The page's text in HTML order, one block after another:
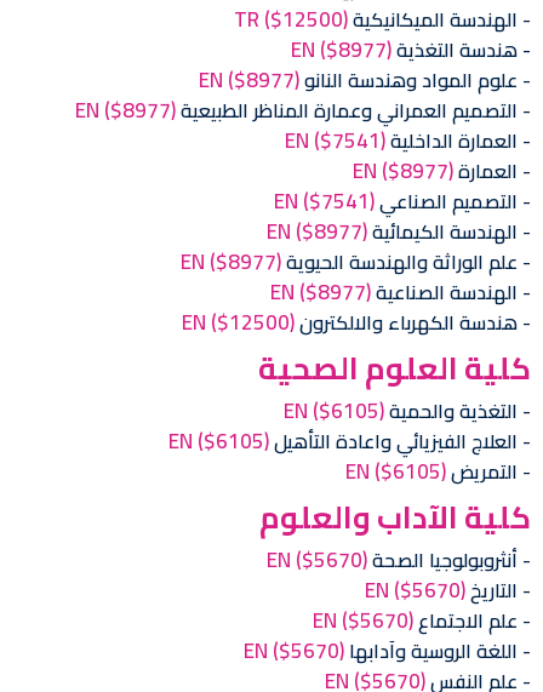
الهندسة الميكانيكية TR($12500)
هندسة التغذية EN($8977)
علوم المواد وهندسة النانو EN($8977)
التصميم العمراني وعمارة المناظر الطبيعية EN($8977)
العمارة الداخلية EN($7541)
العمارة EN($8977)
التصميم الصناعي EN($7541)
الهندسة الكيمائية EN($8977)
علم الوراثة والهندسة الحيوية EN($8977)
الهندسة الصناعية EN($8977)
هندسة الكهرباء والالكترون EN($12500)
كلية العلوم الصحية
التغذية والحمية EN($6105)
العلاج الفيزيائي واعادة التأهيل EN($6105)
التمريض EN($6105)
كلية الآداب والعلوم
أنثروبولوجيا الصحة EN($5670)
التاريخ EN($5670)
علم الاجتماع EN($5670)
اللغة الروسية وآدابها EN($5670)
علم النفس EN($5670)